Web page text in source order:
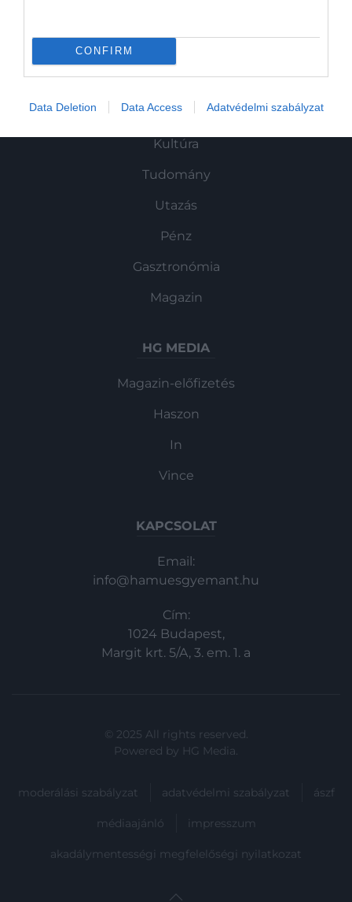
CONFIRM
Data Deletion Data Access Adatvédelmi szabályzat
ROVATOK
Kultúra
Tudomány
Utazás
Pénz
Gasztronómia
Magazin
HG MEDIA
Magazin-előfizetés
Haszon
In
Vince
KAPCSOLAT
Email:
info@hamuesgyemant.hu
Cím:
1024 Budapest,
Margit krt. 5/A, 3. em. 1. a
© 2025 All rights reserved.
Powered by HG Media.
moderálási szabályzat adatvédelmi szabályzat ászf
médiaajánló impresszum
akadálymentességi megfelelőségi nyilatkozat